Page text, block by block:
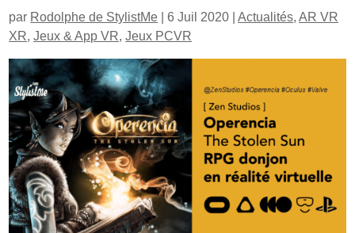
par Rodolphe de StylistMe |6 Juil 2020 |Actualités,AR VR
XR,Jeux & App VR,Jeux PCVR